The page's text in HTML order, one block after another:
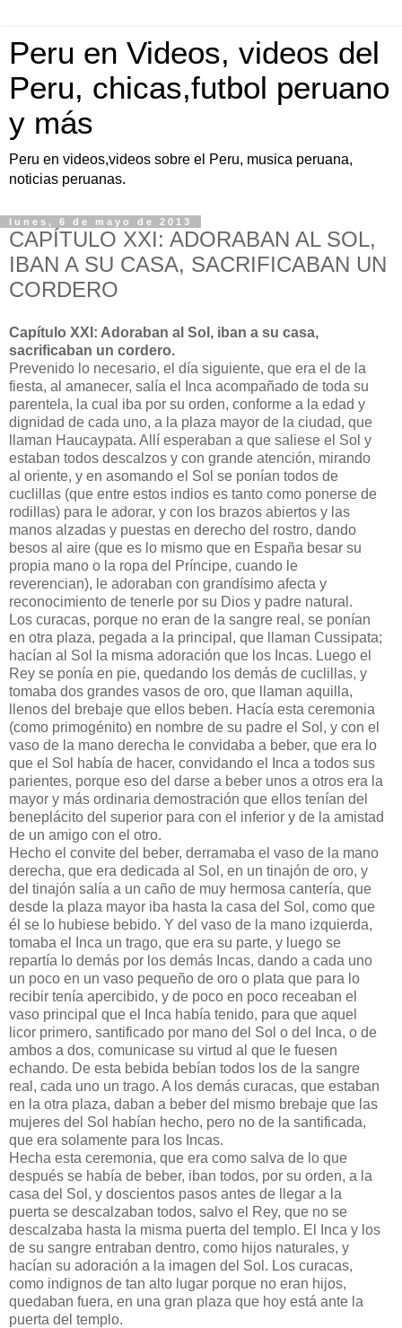
Peru en Videos, videos del
Peru, chicas,futbol peruano
y más
Peru en videos,videos sobre el Peru, musica peruana,
noticias peruanas.
lunes, 6 de mayo de 2013
CAPÍTULO XXI: ADORABAN AL SOL,
IBAN A SU CASA, SACRIFICABAN UN
CORDERO
Capítulo XXI: Adoraban al Sol, iban a su casa,
sacrificaban un cordero.
Prevenido lo necesario, el día siguiente, que era el de la
fiesta, al amanecer, salía el Inca acompañado de toda su
parentela, la cual iba por su orden, conforme a la edad y
dignidad de cada uno, a la plaza mayor de la ciudad, que
llaman Haucaypata. Allí esperaban a que saliese el Sol y
estaban todos descalzos y con grande atención, mirando
al oriente, y en asomando el Sol se ponían todos de
cuclillas (que entre estos indios es tanto como ponerse de
rodillas) para le adorar, y con los brazos abiertos y las
manos alzadas y puestas en derecho del rostro, dando
besos al aire (que es lo mismo que en España besar su
propia mano o la ropa del Príncipe, cuando le
reverencian), le adoraban con grandísimo afecta y
reconocimiento de tenerle por su Dios y padre natural.
Los curacas, porque no eran de la sangre real, se ponían
en otra plaza, pegada a la principal, que llaman Cussipata;
hacían al Sol la misma adoración que los Incas. Luego el
Rey se ponía en pie, quedando los demás de cuclillas, y
tomaba dos grandes vasos de oro, que llaman aquilla,
llenos del brebaje que ellos beben. Hacía esta ceremonia
(como primogénito) en nombre de su padre el Sol, y con el
vaso de la mano derecha le convidaba a beber, que era lo
que el Sol había de hacer, convidando el Inca a todos sus
parientes, porque eso del darse a beber unos a otros era la
mayor y más ordinaria demostración que ellos tenían del
beneplácito del superior para con el inferior y de la amistad
de un amigo con el otro.
Hecho el convite del beber, derramaba el vaso de la mano
derecha, que era dedicada al Sol, en un tinajón de oro, y
del tinajón salía a un caño de muy hermosa cantería, que
desde la plaza mayor iba hasta la casa del Sol, como que
él se lo hubiese bebido. Y del vaso de la mano izquierda,
tomaba el Inca un trago, que era su parte, y luego se
repartía lo demás por los demás Incas, dando a cada uno
un poco en un vaso pequeño de oro o plata que para lo
recibir tenía apercibido, y de poco en poco receaban el
vaso principal que el Inca había tenido, para que aquel
licor primero, santificado por mano del Sol o del Inca, o de
ambos a dos, comunicase su virtud al que le fuesen
echando. De esta bebida bebían todos los de la sangre
real, cada uno un trago. A los demás curacas, que estaban
en la otra plaza, daban a beber del mismo brebaje que las
mujeres del Sol habían hecho, pero no de la santificada,
que era solamente para los Incas.
Hecha esta ceremonia, que era como salva de lo que
después se había de beber, iban todos, por su orden, a la
casa del Sol, y doscientos pasos antes de llegar a la
puerta se descalzaban todos, salvo el Rey, que no se
descalzaba hasta la misma puerta del templo. El Inca y los
de su sangre entraban dentro, como hijos naturales, y
hacían su adoración a la imagen del Sol. Los curacas,
como indignos de tan alto lugar porque no eran hijos,
quedaban fuera, en una gran plaza que hoy está ante la
puerta del templo.